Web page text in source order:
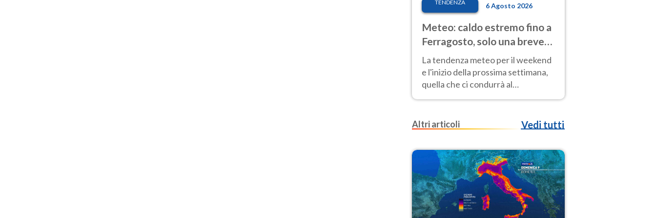
TENDENZA 6 Agosto 2026
Meteo: caldo estremo fino a
Ferragosto, solo una breve
pausa. Ecco dove
La tendenza meteo per il weekend
e l'inizio della prossima settimana,
quella che ci condurrà al
Ferragosto, vede ancora
Altri articoli
Vedi tutti